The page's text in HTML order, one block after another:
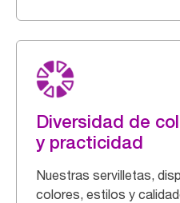
Diversidad de
y practicidad
Nuestras servilletas,
colores, estilos y